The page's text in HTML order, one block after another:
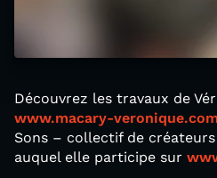
Découvrez les travaux de
www.macary-veronique.com
Sons – collectif de
auquel elle participe sur